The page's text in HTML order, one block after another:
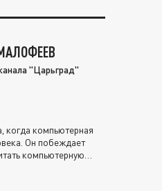
"Царьград"
когда компьютерная
Он побеждает
компьютерную